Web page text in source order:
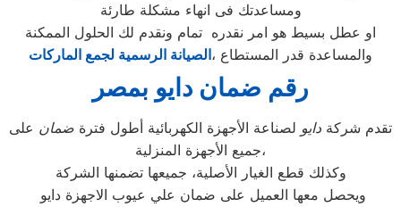
ومساعدتك فى انهاء مشكلة طارئة
او عطل بسيط هو امر نقدره تمام ونقدم لك الحلول الممكنة
والمساعدة قدر المستطاع ،الصيانة الرسمية لجمع الماركات
رقم ضمان دايو بمصر
تقدم شركة دايو لصناعة الأجهزة الكهربائية أطول فترة ضمان على
جميع الأجهزة المنزلية،
وكذلك قطع الغيار الأصلية، جميعها تضمنها الشركة
ويحصل معها العميل على ضمان علي عيوب الاجهزة دايو